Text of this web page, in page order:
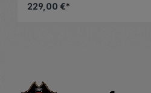
229,00 €*